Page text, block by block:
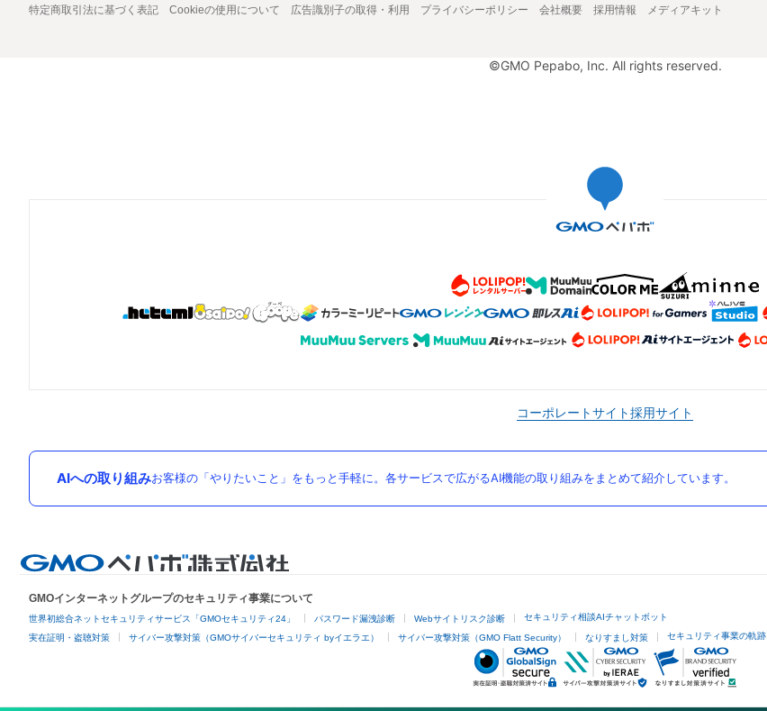
特定商取引法に基づく表記 Cookieの使用について 広告識別子の取得・利用 プライバシーポリシー 会社概要 採用情報 メディアキット
©GMO Pepabo, Inc. All rights reserved.
コーポレートサイト採用サイト
AIへの取り組みお客様の「やりたいこと」をもっと手軽に。各サービスで広がるAI機能の取り組みをまとめて紹介しています。
GMOインターネットグループのセキュリティ事業について
世界初総合ネットセキュリティサービス「GMOセキュリティ24」 パスワード漏洩診断 Webサイトリスク診断 セキュリティ相談AIチャットボット
実在証明・盗聴対策 サイバー攻撃対策（GMOサイバーセキュリティ byイエラエ） サイバー攻撃対策（GMO Flatt Security） なりすまし対策 セキュリティ事業の軌跡